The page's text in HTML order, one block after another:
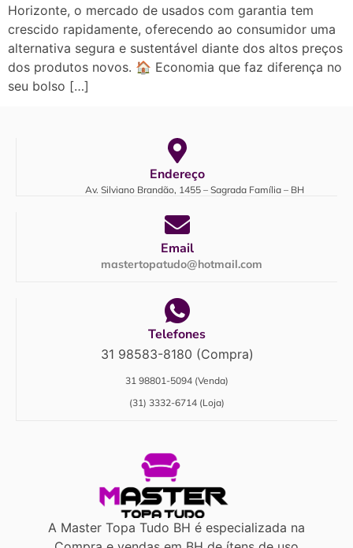
Horizonte, o mercado de usados com garantia tem
crescido rapidamente, oferecendo ao consumidor uma
alternativa segura e sustentável diante dos altos preços
dos produtos novos. 🏠 Economia que faz diferença no
seu bolso […]
Endereço
Av. Silviano Brandão, 1455 – Sagrada Família – BH
Email
mastertopatudo@hotmail.com
Telefones
31 98583-8180 (Compra)
31 98801-5094 (Venda)
(31) 3332-6714 (Loja)
A Master Topa Tudo BH é especializada na